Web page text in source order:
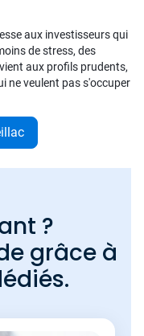
aux investisseurs qui
de stress, des
aux profils prudents,
ne veulent pas s'occuper
?
grâce à